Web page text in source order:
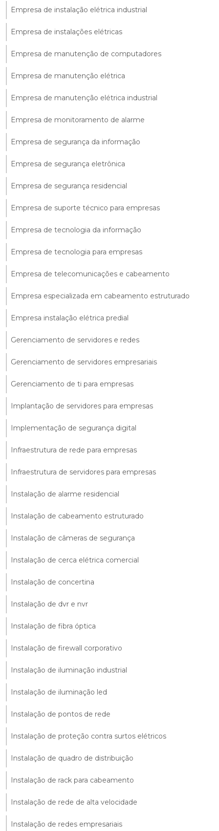
Empresa de instalação elétrica industrial
Empresa de instalações elétricas
Empresa de manutenção de computadores
Empresa de manutenção elétrica
Empresa de manutenção elétrica industrial
Empresa de monitoramento de alarme
Empresa de segurança da informação
Empresa de segurança eletrônica
Empresa de segurança residencial
Empresa de suporte técnico para empresas
Empresa de tecnologia da informação
Empresa de tecnologia para empresas
Empresa de telecomunicações e cabeamento
Empresa especializada em cabeamento estruturado
Empresa instalação elétrica predial
Gerenciamento de servidores e redes
Gerenciamento de servidores empresariais
Gerenciamento de ti para empresas
Implantação de servidores para empresas
Implementação de segurança digital
Infraestrutura de rede para empresas
Infraestrutura de servidores para empresas
Instalação de alarme residencial
Instalação de cabeamento estruturado
Instalação de câmeras de segurança
Instalação de cerca elétrica comercial
Instalação de concertina
Instalação de dvr e nvr
Instalação de fibra óptica
Instalação de firewall corporativo
Instalação de iluminação industrial
Instalação de iluminação led
Instalação de pontos de rede
Instalação de proteção contra surtos elétricos
Instalação de quadro de distribuição
Instalação de rack para cabeamento
Instalação de rede de alta velocidade
Instalação de redes empresariais